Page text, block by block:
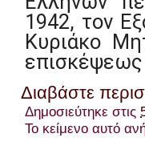
1942, τον
Κυριάκο
επισκέψεως
Διαβάστε
Δημοσιεύτηκε στις
Το κείμενο αυτό